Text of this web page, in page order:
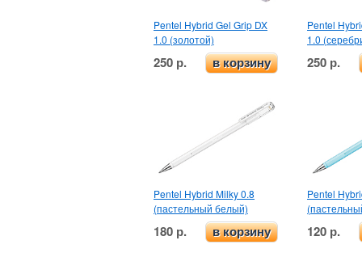
Pentel Hybrid Gel Grip DX
1.0 (золотой)
250 р. в корзину
Pentel
1.0
250 р.
Pentel Hybrid Milky 0.8
(пастельный белый)
180 р. в корзину
Pentel
120 р.